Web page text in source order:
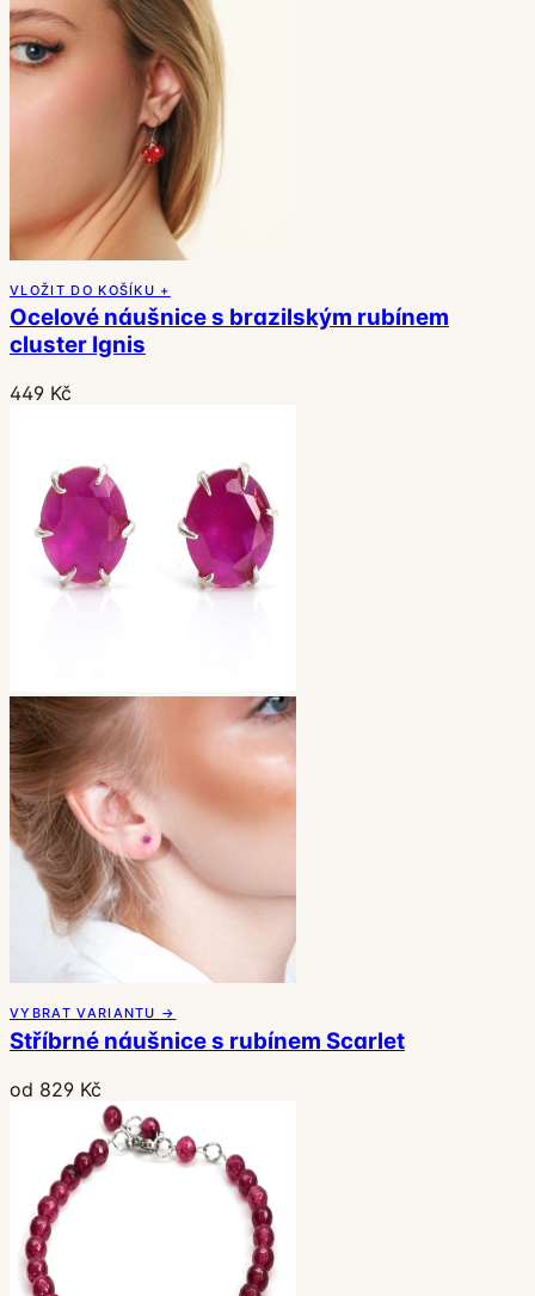
VLOŽIT DO KOŠÍKU +
Ocelové náušnice s brazilským rubínem
cluster Ignis
449 Kč
VYBRAT VARIANTU →
Stříbrné náušnice s rubínem Scarlet
od 829 Kč